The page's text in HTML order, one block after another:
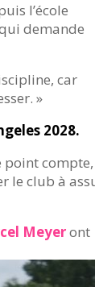
l’école
demande
car
»
2028.
point
le club à
Meyeront